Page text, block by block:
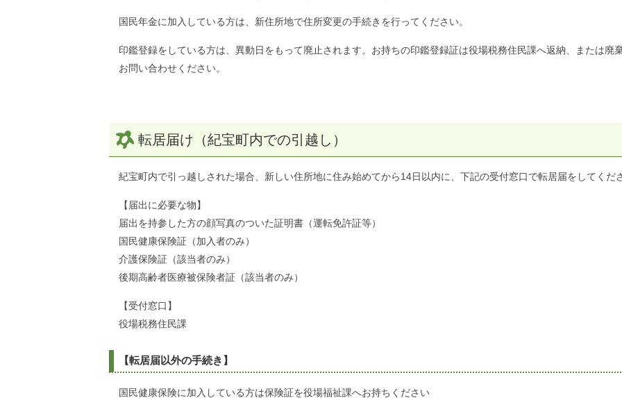
国民年金に加入している方は、新住所地で住所変更の手続きを行ってください。
印鑑登録をしている方は、異動日をもって廃止されます。お持ちの印鑑登録証は役場税務住民課へ返納、または廃
お問い合わせください。
転居届け（紀宝町内での引越し）
紀宝町内で引っ越しされた場合、新しい住所地に住み始めてから14日以内に、下記の受付窓口で転居届をしてくだ
【届出に必要な物】
届出を持参した方の顔写真のついた証明書（運転免許証等）
国民健康保険証（加入者のみ）
介護保険証（該当者のみ）
後期高齢者医療被保険者証（該当者のみ）
【受付窓口】
役場税務住民課
【転居届以外の手続き】
国民健康保険に加入している方は保険証を役場福祉課へお持ちください